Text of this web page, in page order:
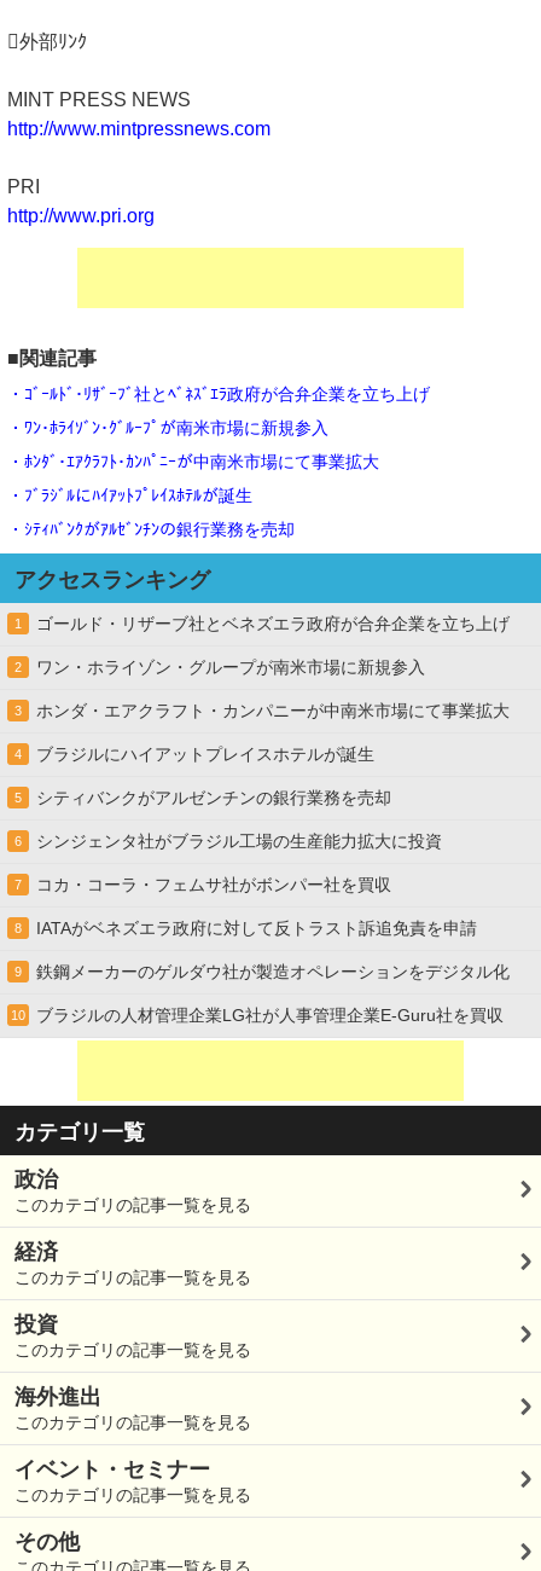
外部ﾘﾝｸ
MINT PRESS NEWS
http://www.mintpressnews.com
PRI
http://www.pri.org
■関連記事
・ｺﾞｰﾙﾄﾞ･ﾘｻﾞｰﾌﾞ社とﾍﾞﾈｽﾞｴﾗ政府が合弁企業を立ち上げ
・ﾜﾝ･ﾎﾗｲｿﾞﾝ･ｸﾞﾙｰﾌﾟが南米市場に新規参入
・ﾎﾝﾀﾞ･ｴｱｸﾗﾌﾄ･ｶﾝﾊﾟﾆｰが中南米市場にて事業拡大
・ﾌﾞﾗｼﾞﾙにﾊｲｱｯﾄﾌﾟﾚｲｽﾎﾃﾙが誕生
・ｼﾃｨﾊﾞﾝｸがｱﾙｾﾞﾝﾁﾝの銀行業務を売却
アクセスランキング
1 ゴールド・リザーブ社とベネズエラ政府が合弁企業を立ち上げ
2 ワン・ホライゾン・グループが南米市場に新規参入
3 ホンダ・エアクラフト・カンパニーが中南米市場にて事業拡大
4 ブラジルにハイアットプレイスホテルが誕生
5 シティバンクがアルゼンチンの銀行業務を売却
6 シンジェンタ社がブラジル工場の生産能力拡大に投資
7 コカ・コーラ・フェムサ社がボンパー社を買収
8 IATAがベネズエラ政府に対して反トラスト訴追免責を申請
9 鉄鋼メーカーのゲルダウ社が製造オペレーションをデジタル化
10 ブラジルの人材管理企業LG社が人事管理企業E-Guru社を買収
カテゴリ一覧
政治
このカテゴリの記事一覧を見る
経済
このカテゴリの記事一覧を見る
投資
このカテゴリの記事一覧を見る
海外進出
このカテゴリの記事一覧を見る
イベント・セミナー
このカテゴリの記事一覧を見る
その他
このカテゴリの記事一覧を見る